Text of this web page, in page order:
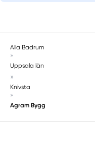
Alla Badrum
»
Uppsala län
»
Knivsta
»
Agram Bygg